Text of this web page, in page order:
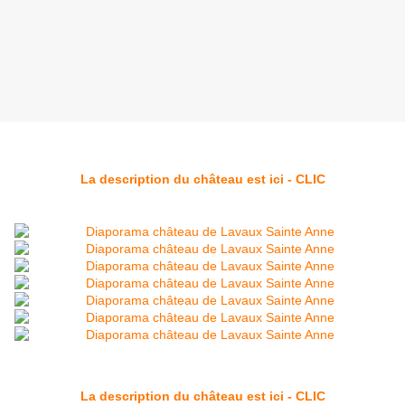
La description du château est ici - CLIC
La description du château est ici - CLIC